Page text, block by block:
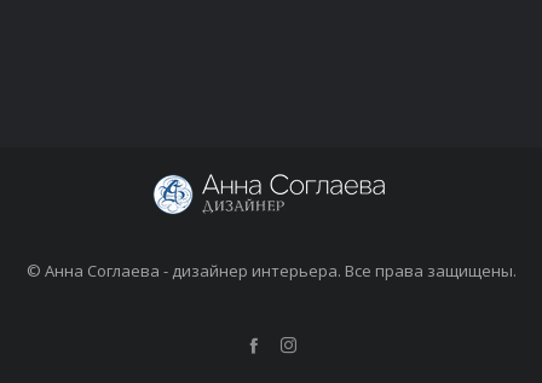
© Анна Соглаева - дизайнер интерьера. Все права защищены.